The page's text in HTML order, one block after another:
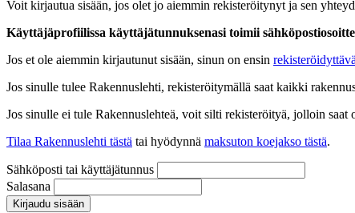
Voit kirjautua sisään, jos olet jo aiemmin rekisteröitynyt ja sen
Käyttäjäprofiilissa käyttäjätunnuksenasi toimii
Jos et ole aiemmin kirjautunut sisään, sinun on ensin
Jos sinulle tulee Rakennuslehti, rekisteröitymällä saat kaikki
Jos sinulle ei tule Rakennuslehteä, voit silti rekisteröityä, jolloin
Tilaa Rakennuslehti tästä tai hyödynnä maksuton koejakso tästä.
Sähköposti tai käyttäjätunnus
Salasana
Kirjaudu sisään